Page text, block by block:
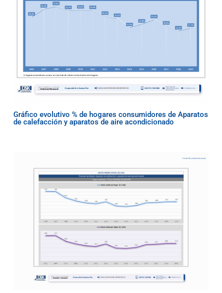
Gráfico evolutivo % de hogares consumidores de Aparatos
de calefacción y aparatos de aire acondicionado